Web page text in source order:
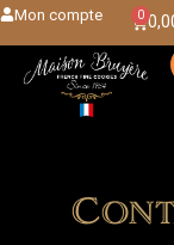
Mon compte 0